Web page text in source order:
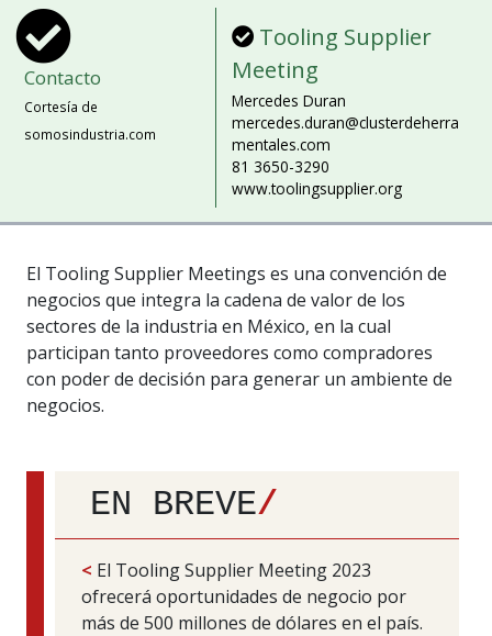
Contacto
Cortesía de
somosindustria.com
Tooling Supplier
Meeting
Mercedes Duran
mercedes.duran@clusterdeherra
mentales.com
81 3650-3290
www.toolingsupplier.org
El Tooling Supplier Meetings es una convención de
negocios que integra la cadena de valor de los
sectores de la industria en México, en la cual
participan tanto proveedores como compradores
con poder de decisión para generar un ambiente de
negocios.
EN BREVE/
< El Tooling Supplier Meeting 2023
ofrecerá oportunidades de negocio por
más de 500 millones de dólares en el país.